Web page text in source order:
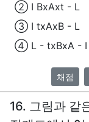
② I BxAxt - L
③ I txAxB - L
④ L - txBxA - I
채점
16. 그림과 같